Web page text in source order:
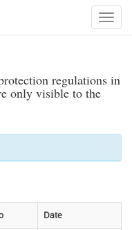
Toggle
regulations in
only visible to the
Date